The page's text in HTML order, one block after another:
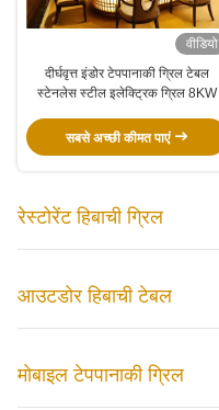
वीडियो
दीर्घवृत्त इंडोर टेपपानाकी ग्रिल टेबल
स्टेनलेस स्टील इलेक्ट्रिक ग्रिल 8KW
सबसे अच्छी कीमत पाएं
रेस्टोरेंट हिबाची ग्रिल
आउटडोर हिबाची टेबल
मोबाइल टेपपानाकी ग्रिल